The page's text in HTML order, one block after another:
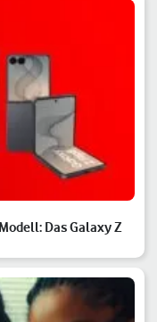
Das Galaxy Z